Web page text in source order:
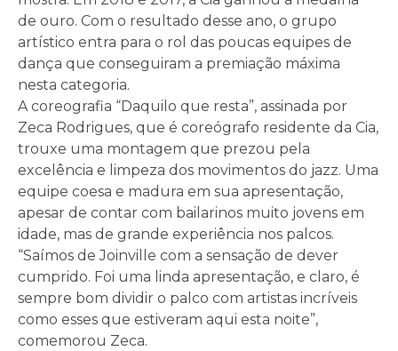
de ouro. Com o resultado desse ano, o grupo
artístico entra para o rol das poucas equipes de
dança que conseguiram a premiação máxima
nesta categoria.
A coreografia “Daquilo que resta”, assinada por
Zeca Rodrigues, que é coreógrafo residente da Cia,
trouxe uma montagem que prezou pela
excelência e limpeza dos movimentos do jazz. Uma
equipe coesa e madura em sua apresentação,
apesar de contar com bailarinos muito jovens em
idade, mas de grande experiência nos palcos.
“Saímos de Joinville com a sensação de dever
cumprido. Foi uma linda apresentação, e claro, é
sempre bom dividir o palco com artistas incríveis
como esses que estiveram aqui esta noite”,
comemorou Zeca.